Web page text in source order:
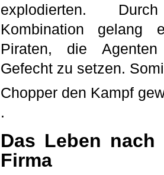
explodierten.
Kombination gelang
Piraten, die
Gefecht zu setzen.
Chopper den Kampf
.
Das Leben nach
Firma